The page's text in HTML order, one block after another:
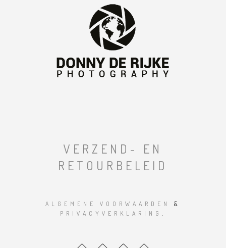
VERZEND- EN
RETOURBELEID
ALGEMENE VOORWAARDEN
&
PRIVACYVERKLARING .